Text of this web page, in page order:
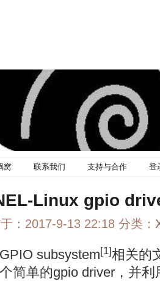
窝 联系我们 支持与合作 登
Linux gpio
：2017-9-13 22:18 分类：
subsystem[1]相关的
简单的gpio driver，并